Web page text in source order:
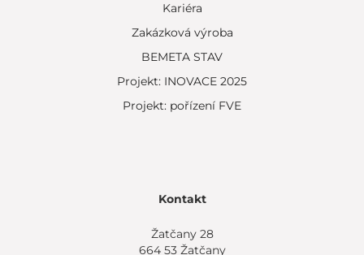
Kariéra
Zakázková výroba
BEMETA STAV
Projekt: INOVACE 2025
Projekt: pořízení FVE
Kontakt
Žatčany 28
664 53 Žatčany